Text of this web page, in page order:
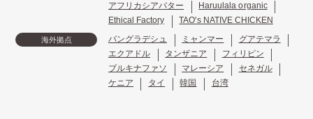
アフリカシアバター
Haruulala organic
Ethical Factory
TAO's NATIVE CHICKEN
海外拠点 バングラデシュ ミャンマー
グアテマラ
エクアドル
タンザニア
フィリピン
ブルキナファソ
マレーシア
セネガル
ケニア
タイ 韓国 台湾